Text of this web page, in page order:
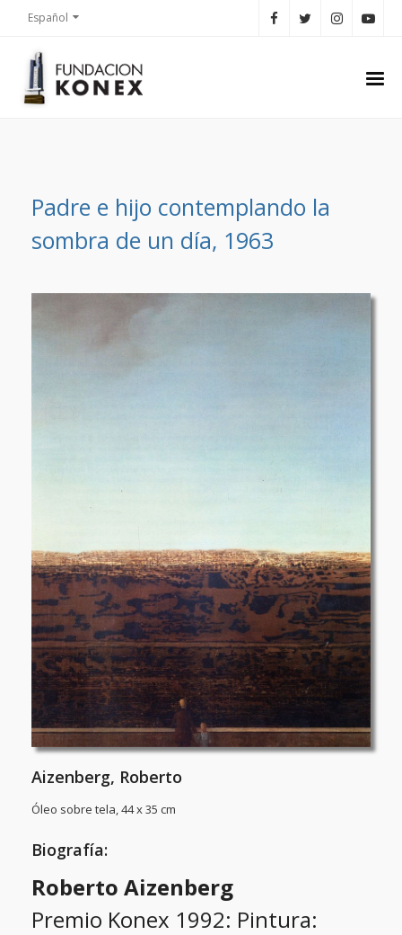
Español
Padre e hijo contemplando la
sombra de un día, 1963
Aizenberg, Roberto
Óleo sobre tela, 44 x 35 cm
Biografía:
Roberto Aizenberg
Premio Konex 1992: Pintura: